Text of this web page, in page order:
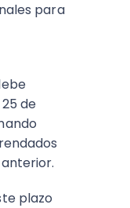
para
de
plazo